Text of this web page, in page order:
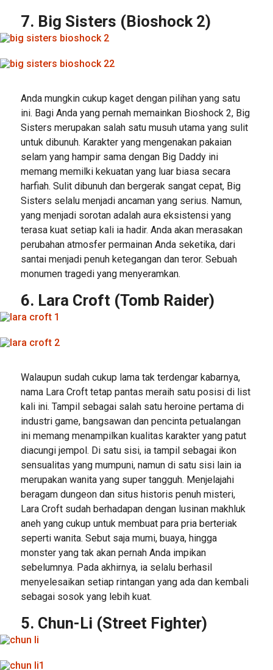
7. Big Sisters (Bioshock 2)
Anda mungkin cukup kaget dengan pilihan yang satu
ini. Bagi Anda yang pernah memainkan Bioshock 2, Big
Sisters merupakan salah satu musuh utama yang sulit
untuk dibunuh. Karakter yang mengenakan pakaian
selam yang hampir sama dengan Big Daddy ini
memang memilki kekuatan yang luar biasa secara
harfiah. Sulit dibunuh dan bergerak sangat cepat, Big
Sisters selalu menjadi ancaman yang serius. Namun,
yang menjadi sorotan adalah aura eksistensi yang
terasa kuat setiap kali ia hadir. Anda akan merasakan
perubahan atmosfer permainan Anda seketika, dari
santai menjadi penuh ketegangan dan teror. Sebuah
monumen tragedi yang menyeramkan.
6. Lara Croft (Tomb Raider)
Walaupun sudah cukup lama tak terdengar kabarnya,
nama Lara Croft tetap pantas meraih satu posisi di list
kali ini. Tampil sebagai salah satu heroine pertama di
industri game, bangsawan dan pencinta petualangan
ini memang menampilkan kualitas karakter yang patut
diacungi jempol. Di satu sisi, ia tampil sebagai ikon
sensualitas yang mumpuni, namun di satu sisi lain ia
merupakan wanita yang super tangguh. Menjelajahi
beragam dungeon dan situs historis penuh misteri,
Lara Croft sudah berhadapan dengan lusinan makhluk
aneh yang cukup untuk membuat para pria berteriak
seperti wanita. Sebut saja mumi, buaya, hingga
monster yang tak akan pernah Anda impikan
sebelumnya. Pada akhirnya, ia selalu berhasil
menyelesaikan setiap rintangan yang ada dan kembali
sebagai sosok yang lebih kuat.
5. Chun-Li (Street Fighter)